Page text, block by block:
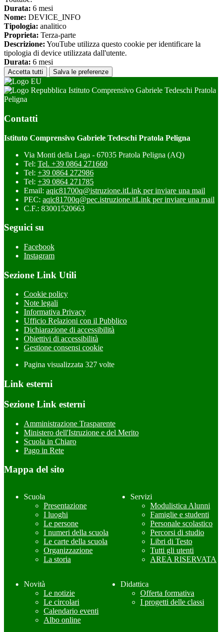
Durata: 6 mesi
Nome: DEVICE_INFO
Tipologia: analitico
Proprieta: Terza-parte
Descrizione: YouTube utilizza questo cookie per identificare la
tipologia di device utilizzata dall'utente.
Durata: 6 mesi
Accetta tutti Salva le preferenze
Istituto Comprensivo Gabriele Tedeschi Pratola
Peligna
Contatti
Istituto Comprensivo Gabriele Tedeschi Pratola Peligna
Via Monti della Laga - 67035 Pratola Peligna (AQ)
Tel: Tel. +39 0864 271660
Tel: +39 0864 272986
Tel: +39 0864 271785
Email: aqic81700q@istruzione.itLink per inviare una mail
PEC: aqic81700q@pec.istruzione.itLink per inviare una mail
C.F.: 83001520663
Seguici su
Facebook
Instagram
Sezione Link Utili
Cookie policy
Note legali
Informativa Privacy
Ufficio Relazioni con il Pubblico
Dichiarazione di accessibilità
Obiettivi di accessibilità
Gestione consensi cookie
Pagina visualizzata 327 volte
Link esterni
Sezione Link esterni
Amministrazione Trasparente
Ministero dell'Istruzione e del Merito
Scuola in Chiaro
Pago in Rete
Mappa del sito
Scuola
Presentazione
I luoghi
Le persone
I numeri della scuola
Le carte della scuola
Organizzazione
La storia
Servizi
Modulistica Alunni
Famiglie e studenti
Personale scolastico
Percorsi di studio
Libri di Testo
Tutti gli utenti
AREA RISERVATA
Novità
Le notizie
Le circolari
Calendario eventi
Albo online
Didattica
Offerta formativa
I progetti delle classi